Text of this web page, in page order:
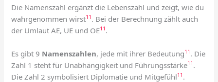
Die Namenszahl ergänzt die Lebenszahl und zeigt, wie du
wahrgenommen wirst11 . Bei der Berechnung zählt auch
der Umlaut AE, UE und OE11 .
Es gibt 9 Namenszahlen, jede mit ihrer Bedeutung11 . Die
Zahl 1 steht für Unabhängigkeit und Führungsstärke11 .
Die Zahl 2 symbolisiert Diplomatie und Mitgefühl11 .